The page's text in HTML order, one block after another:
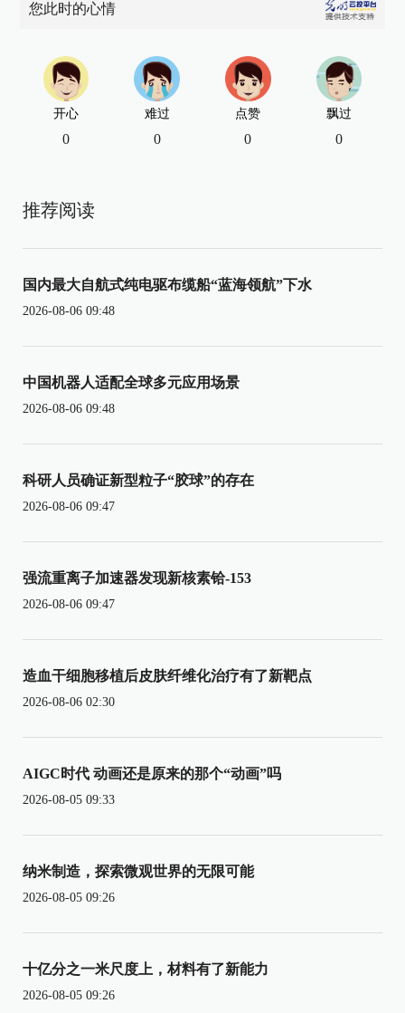
您此时的心情
开心
0
难过
0
点赞
0
飘过
0
推荐阅读
国内最大自航式纯电驱布缆船“蓝海领航”下水
2026-08-06 09:48
中国机器人适配全球多元应用场景
2026-08-06 09:48
科研人员确证新型粒子“胶球”的存在
2026-08-06 09:47
强流重离子加速器发现新核素铪-153
2026-08-06 09:47
造血干细胞移植后皮肤纤维化治疗有了新靶点
2026-08-06 02:30
AIGC时代 动画还是原来的那个“动画”吗
2026-08-05 09:33
纳米制造，探索微观世界的无限可能
2026-08-05 09:26
十亿分之一米尺度上，材料有了新能力
2026-08-05 09:26